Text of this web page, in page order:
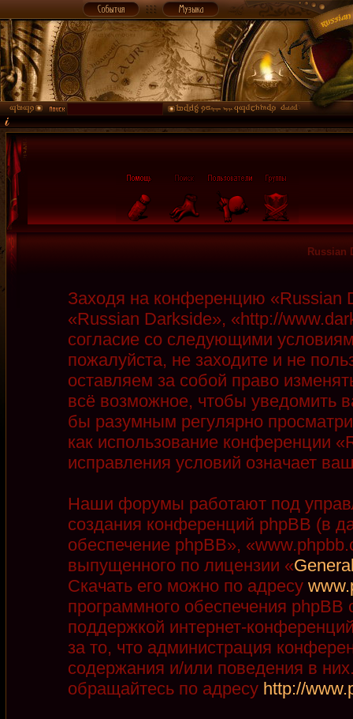
Russian
Заходя на конференцию
«Russian Darkside», «http://
согласие со следующими
пожалуйста, не заходите и не
оставляем за собой право
всё возможное, чтобы уведомить
бы разумным регулярно
как использование конференции
исправления условий означает
Наши форумы работают под
создания конференций phpBB (в
обеспечение phpBB»,
выпущенного по лицензии «
Скачать его можно по адресу
программного обеспечения phpBB
поддержкой интернет-
за то, что администрация
содержания и/или поведения в
обращайтесь по адресу http://